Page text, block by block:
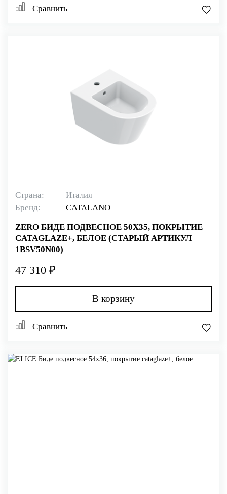
Сравнить
Страна:
Италия
Бренд:
CATALANO
ZERO БИДЕ ПОДВЕСНОЕ 50Х35, ПОКРЫТИЕ
CATAGLAZE+, БЕЛОЕ (СТАРЫЙ АРТИКУЛ
1BSV50N00)
47 310 ₽
В корзину
Сравнить